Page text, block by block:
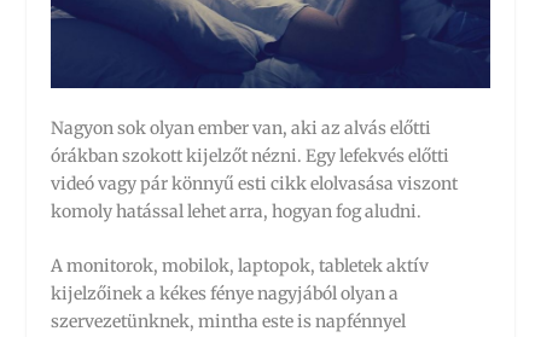
Nagyon sok olyan ember van, aki az alvás előtti
órákban szokott kijelzőt nézni. Egy lefekvés előtti
videó vagy pár könnyű esti cikk elolvasása viszont
komoly hatással lehet arra, hogyan fog aludni.
A monitorok, mobilok, laptopok, tabletek aktív
kijelzőinek a kékes fénye nagyjából olyan a
szervezetünknek, mintha este is napfénnyel